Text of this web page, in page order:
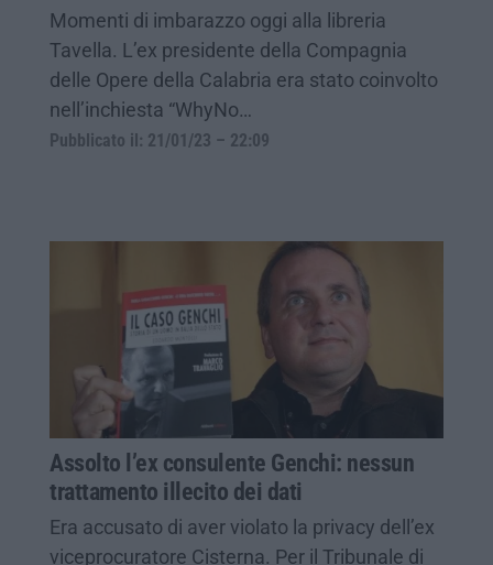
Momenti di imbarazzo oggi alla libreria
Tavella. L’ex presidente della Compagnia
delle Opere della Calabria era stato coinvolto
nell’inchiesta “WhyNo…
Pubblicato il: 21/01/23 – 22:09
Assolto l’ex consulente Genchi: nessun
trattamento illecito dei dati
Era accusato di aver violato la privacy dell’ex
viceprocuratore Cisterna. Per il Tribunale di